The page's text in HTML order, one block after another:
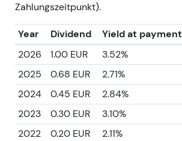
Zahlungszeitpunkt).
Year Dividend Yield at payment
2026
1.00 EUR 3.52%
2025
0.68 EUR
2.71%
2024
0.45 EUR
2.84%
2023
0.30 EUR
3.10%
2022
0.20 EUR
2.11%